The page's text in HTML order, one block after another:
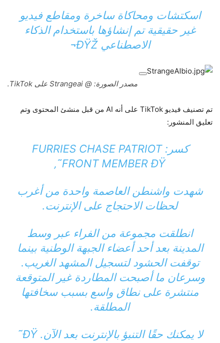
اسكتشات ومحاكاة ساخرة ومقاطع فيديو
غير حقيقية تم إنشاؤها باستخدام الذكاء
الاصطناعي ÐŸŽ¬
مصدر الصورة: @ Strangeai على TikTok.
تم تصنيف فيديو TikTok على أنه AI من قبل منشئ المحتوى وتم
تعليق المنشور:
كسر: FURRIES CHASE PATRIOT
FRONT MEMBER ÐŸ˜‚
شهدت واشنطن العاصمة واحدة من أغرب
لحظات الاحتجاج على الإنترنت.
انطلقت مجموعة من الفراء عبر وسط
المدينة بعد أحد أعضاء الجبهة الوطنية بينما
توقفت الحشود لتسجيل المشهد الغريب.
وسرعان ما أصبحت المطاردة غير المتوقعة
منتشرة على نطاق واسع بسبب سخافتها
المطلقة.
لا يمكنك حقًا التنبؤ بالإنترنت بعد الآن. ÐŸ˜